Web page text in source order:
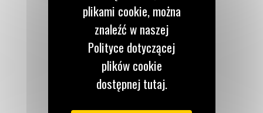
Zadzwoń do nas
122 100 122
plikami cookie, można
znaleźć w naszej
Polityce dotyczącej
plików cookie
dostępnej tutaj.